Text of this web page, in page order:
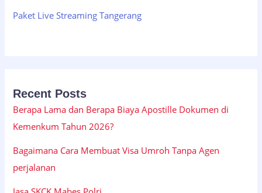
Paket Live Streaming Tangerang
Recent Posts
Berapa Lama dan Berapa Biaya Apostille Dokumen di
Kemenkum Tahun 2026?
Bagaimana Cara Membuat Visa Umroh Tanpa Agen
perjalanan